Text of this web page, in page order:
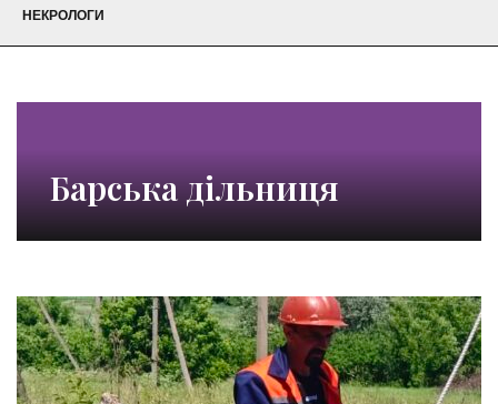
НЕКРОЛОГИ
Барська дільниця